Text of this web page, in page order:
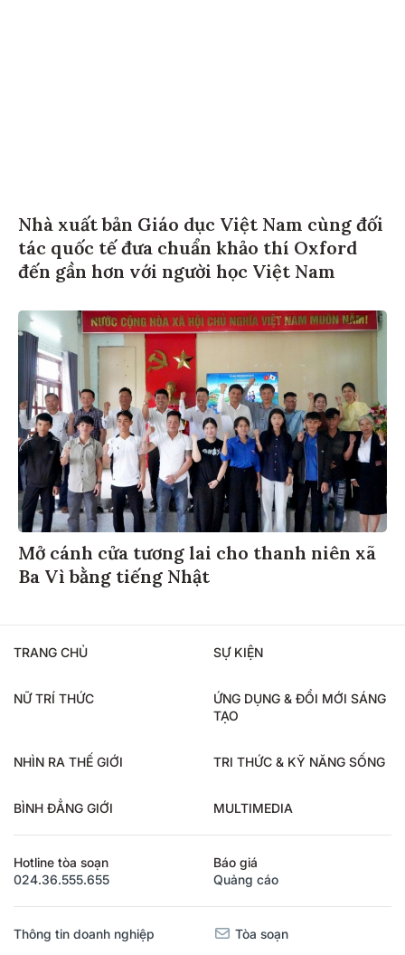
Nhà xuất bản Giáo dục Việt Nam cùng đối
tác quốc tế đưa chuẩn khảo thí Oxford
đến gần hơn với người học Việt Nam
Mở cánh cửa tương lai cho thanh niên xã
Ba Vì bằng tiếng Nhật
TRANG CHỦ SỰ KIỆN
NỮ TRÍ THỨC
ỨNG DỤNG & ĐỔI MỚI SÁNG
TẠO
NHÌN RA THẾ GIỚI TRI THỨC & KỸ NĂNG SỐNG
BÌNH ĐẲNG GIỚI MULTIMEDIA
Hotline tòa soạn
024.36.555.655
Báo giá
Quảng cáo
Thông tin doanh nghiệp Tòa soạn